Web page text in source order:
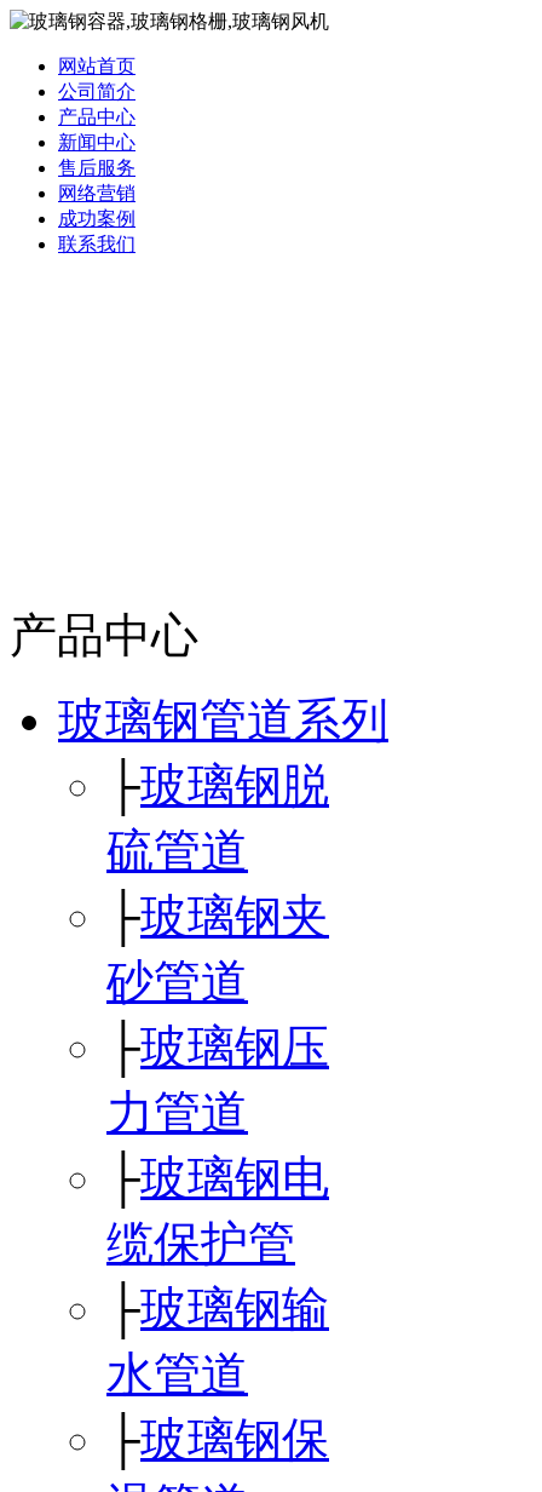
网站首页
公司简介
产品中心
新闻中心
售后服务
网络营销
成功案例
联系我们
产品中心
玻璃钢管道系列
├玻璃钢脱
硫管道
├玻璃钢夹
砂管道
├玻璃钢压
力管道
├玻璃钢电
缆保护管
├玻璃钢输
水管道
├玻璃钢保